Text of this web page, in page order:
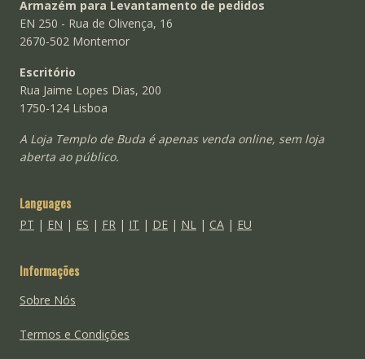
Armazém para Levantamento de pedidos
EN 250 - Rua de Olivença, 16
2670-502 Montemor
Escritório
Rua Jaime Lopes Dias, 200
1750-124 Lisboa
A Loja Templo de Buda é apenas venda online, sem loja
aberta ao público.
Languages
PT | EN | ES | FR| IT | DE| NL| CA| EU
Informações
Sobre Nós
Termos e Condições